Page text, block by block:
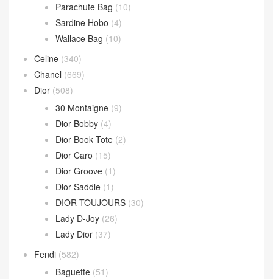
Parachute Bag (10)
Sardine Hobo (4)
Wallace Bag (10)
Celine (340)
Chanel (669)
Dior (508)
30 Montaigne (9)
Dior Bobby (4)
Dior Book Tote (2)
Dior Caro (15)
Dior Groove (1)
Dior Saddle (1)
DIOR TOUJOURS (30)
Lady D-Joy (26)
Lady Dior (37)
Fendi (582)
Baguette (51)